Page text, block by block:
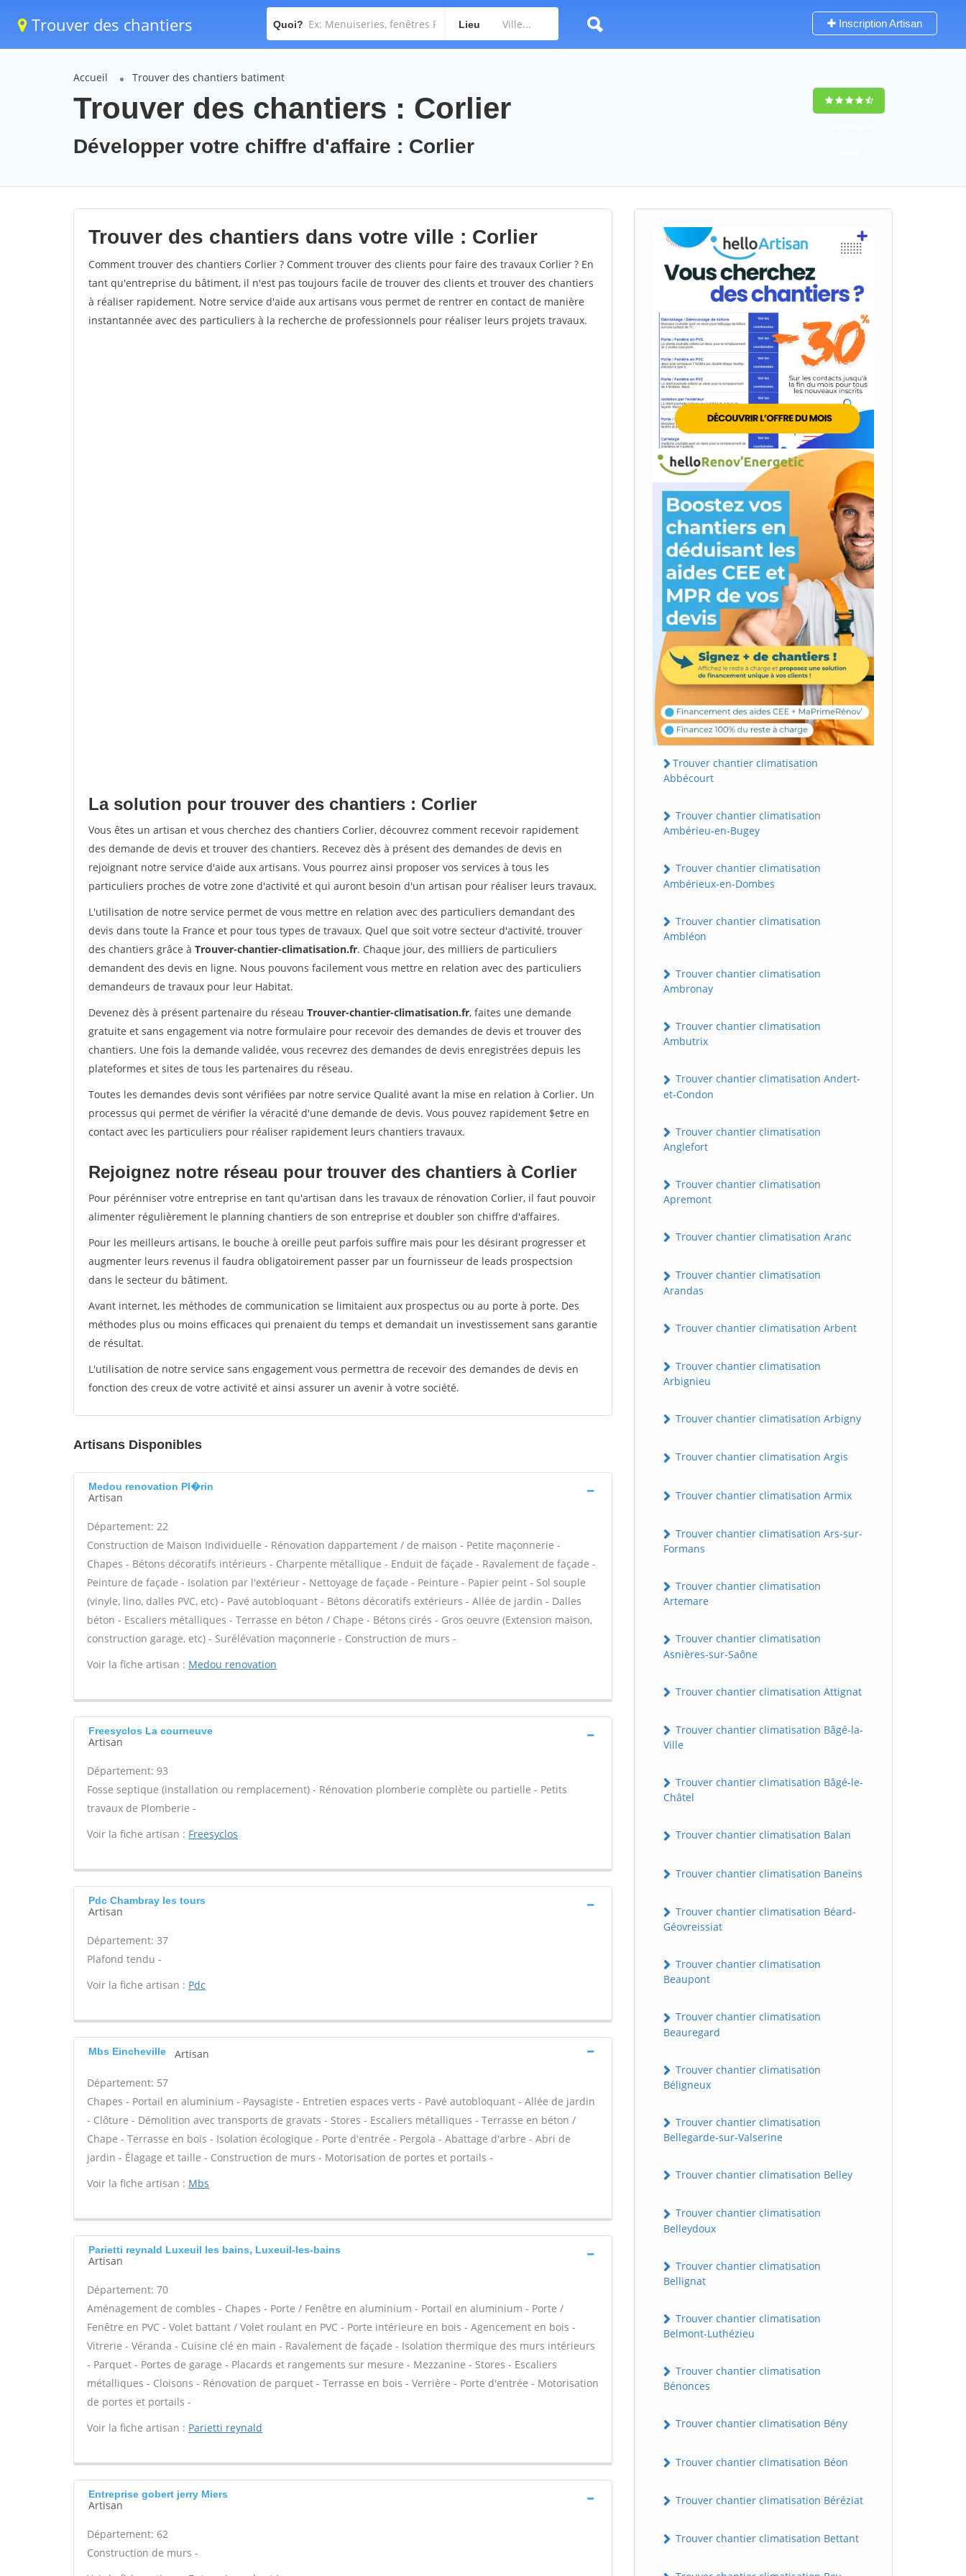
Trouver des chantiers Quoi? Lieu Inscription Artisan
Accueil Trouver des chantiers batiment
Trouver des chantiers : Corlier
Développer votre chiffre d'affaire : Corlier
Trouver des chantiers dans votre ville : Corlier
Comment trouver des chantiers Corlier ? Comment trouver des clients pour faire des travaux Corlier ? En
tant qu'entreprise du bâtiment, il n'est pas toujours facile de trouver des clients et trouver des chantiers
à réaliser rapidement. Notre service d'aide aux artisans vous permet de rentrer en contact de manière
instantannée avec des particuliers à la recherche de professionnels pour réaliser leurs projets travaux.
La solution pour trouver des chantiers : Corlier
Vous êtes un artisan et vous cherchez des chantiers Corlier, découvrez comment recevoir rapidement
des demande de devis et trouver des chantiers. Recevez dès à présent des demandes de devis en
rejoignant notre service d'aide aux artisans. Vous pourrez ainsi proposer vos services à tous les
particuliers proches de votre zone d'activité et qui auront besoin d'un artisan pour réaliser leurs travaux.
L'utilisation de notre service permet de vous mettre en relation avec des particuliers demandant des
devis dans toute la France et pour tous types de travaux. Quel que soit votre secteur d'activité, trouver
des chantiers grâce à Trouver-chantier-climatisation.fr. Chaque jour, des milliers de particuliers
demandent des devis en ligne. Nous pouvons facilement vous mettre en relation avec des particuliers
demandeurs de travaux pour leur Habitat.
Devenez dès à présent partenaire du réseau Trouver-chantier-climatisation.fr, faites une demande
gratuite et sans engagement via notre formulaire pour recevoir des demandes de devis et trouver des
chantiers. Une fois la demande validée, vous recevrez des demandes de devis enregistrées depuis les
plateformes et sites de tous les partenaires du réseau.
Toutes les demandes devis sont vérifiées par notre service Qualité avant la mise en relation à Corlier. Un
processus qui permet de vérifier la véracité d'une demande de devis. Vous pouvez rapidement $etre en
contact avec les particuliers pour réaliser rapidement leurs chantiers travaux.
Rejoignez notre réseau pour trouver des chantiers à Corlier
Pour pérénniser votre entreprise en tant qu'artisan dans les travaux de rénovation Corlier, il faut pouvoir
alimenter régulièrement le planning chantiers de son entreprise et doubler son chiffre d'affaires.
Pour les meilleurs artisans, le bouche à oreille peut parfois suffire mais pour les désirant progresser et
augmenter leurs revenus il faudra obligatoirement passer par un fournisseur de leads prospectsion
dans le secteur du bâtiment.
Avant internet, les méthodes de communication se limitaient aux prospectus ou au porte à porte. Des
méthodes plus ou moins efficaces qui prenaient du temps et demandait un investissement sans garantie
de résultat.
L'utilisation de notre service sans engagement vous permettra de recevoir des demandes de devis en
fonction des creux de votre activité et ainsi assurer un avenir à votre société.
Artisans Disponibles
Medou renovation Pl�rin
Artisan
Département: 22
Construction de Maison Individuelle - Rénovation dappartement / de maison - Petite maçonnerie -
Chapes - Bétons décoratifs intérieurs - Charpente métallique - Enduit de façade - Ravalement de façade -
Peinture de façade - Isolation par l'extérieur - Nettoyage de façade - Peinture - Papier peint - Sol souple
(vinyle, lino, dalles PVC, etc) - Pavé autobloquant - Bétons décoratifs extérieurs - Allée de jardin - Dalles
béton - Escaliers métalliques - Terrasse en béton / Chape - Bétons cirés - Gros oeuvre (Extension maison,
construction garage, etc) - Surélévation maçonnerie - Construction de murs -
Voir la fiche artisan : Medou renovation
Freesyclos La courneuve
Artisan
Département: 93
Fosse septique (installation ou remplacement) - Rénovation plomberie complète ou partielle - Petits
travaux de Plomberie -
Voir la fiche artisan : Freesyclos
Pdc Chambray les tours
Artisan
Département: 37
Plafond tendu -
Voir la fiche artisan : Pdc
Mbs Eincheville Artisan
Département: 57
Chapes - Portail en aluminium - Paysagiste - Entretien espaces verts - Pavé autobloquant - Allée de jardin
- Clôture - Démolition avec transports de gravats - Stores - Escaliers métalliques - Terrasse en béton /
Chape - Terrasse en bois - Isolation écologique - Porte d'entrée - Pergola - Abattage d'arbre - Abri de
jardin - Élagage et taille - Construction de murs - Motorisation de portes et portails -
Voir la fiche artisan : Mbs
Parietti reynald Luxeuil les bains, Luxeuil-les-bains
Artisan
Département: 70
Aménagement de combles - Chapes - Porte / Fenêtre en aluminium - Portail en aluminium - Porte /
Fenêtre en PVC - Volet battant / Volet roulant en PVC - Porte intérieure en bois - Agencement en bois -
Vitrerie - Véranda - Cuisine clé en main - Ravalement de façade - Isolation thermique des murs intérieurs
- Parquet - Portes de garage - Placards et rangements sur mesure - Mezzanine - Stores - Escaliers
métalliques - Cloisons - Rénovation de parquet - Terrasse en bois - Verrière - Porte d'entrée - Motorisation
de portes et portails -
Voir la fiche artisan : Parietti reynald
Entreprise gobert jerry Miers
Artisan
Département: 62
Construction de murs -
Trouver chantier climatisation
Abbécourt
Trouver chantier climatisation
Ambérieu-en-Bugey
Trouver chantier climatisation
Ambérieux-en-Dombes
Trouver chantier climatisation
Ambléon
Trouver chantier climatisation
Ambronay
Trouver chantier climatisation
Ambutrix
Trouver chantier climatisation Andert-
et-Condon
Trouver chantier climatisation
Anglefort
Trouver chantier climatisation
Apremont
Trouver chantier climatisation Aranc
Trouver chantier climatisation
Arandas
Trouver chantier climatisation Arbent
Trouver chantier climatisation
Arbignieu
Trouver chantier climatisation Arbigny
Trouver chantier climatisation Argis
Trouver chantier climatisation Armix
Trouver chantier climatisation Ars-sur-
Formans
Trouver chantier climatisation
Artemare
Trouver chantier climatisation
Asnières-sur-Saône
Trouver chantier climatisation Attignat
Trouver chantier climatisation Bâgé-la-
Ville
Trouver chantier climatisation Bâgé-le-
Châtel
Trouver chantier climatisation Balan
Trouver chantier climatisation Baneins
Trouver chantier climatisation Béard-
Géovreissiat
Trouver chantier climatisation
Beaupont
Trouver chantier climatisation
Beauregard
Trouver chantier climatisation
Béligneux
Trouver chantier climatisation
Bellegarde-sur-Valserine
Trouver chantier climatisation Belley
Trouver chantier climatisation
Belleydoux
Trouver chantier climatisation
Bellignat
Trouver chantier climatisation
Belmont-Luthézieu
Trouver chantier climatisation
Bénonces
Trouver chantier climatisation Bény
Trouver chantier climatisation Béon
Trouver chantier climatisation Béréziat
Trouver chantier climatisation Bettant